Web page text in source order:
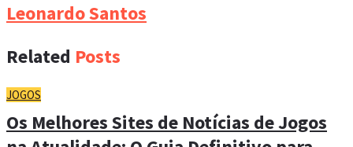
Leonardo Santos
Related Posts
JOGOS
Os Melhores Sites de Notícias de Jogos